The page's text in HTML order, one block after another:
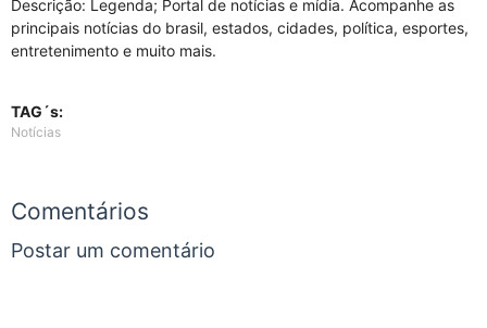
Descrição: Legenda; Portal de notícias e mídia. Acompanhe as
principais notícias do brasil, estados, cidades, política, esportes,
entretenimento e muito mais.
TAG´s:
Notícias
Comentários
Postar um comentário